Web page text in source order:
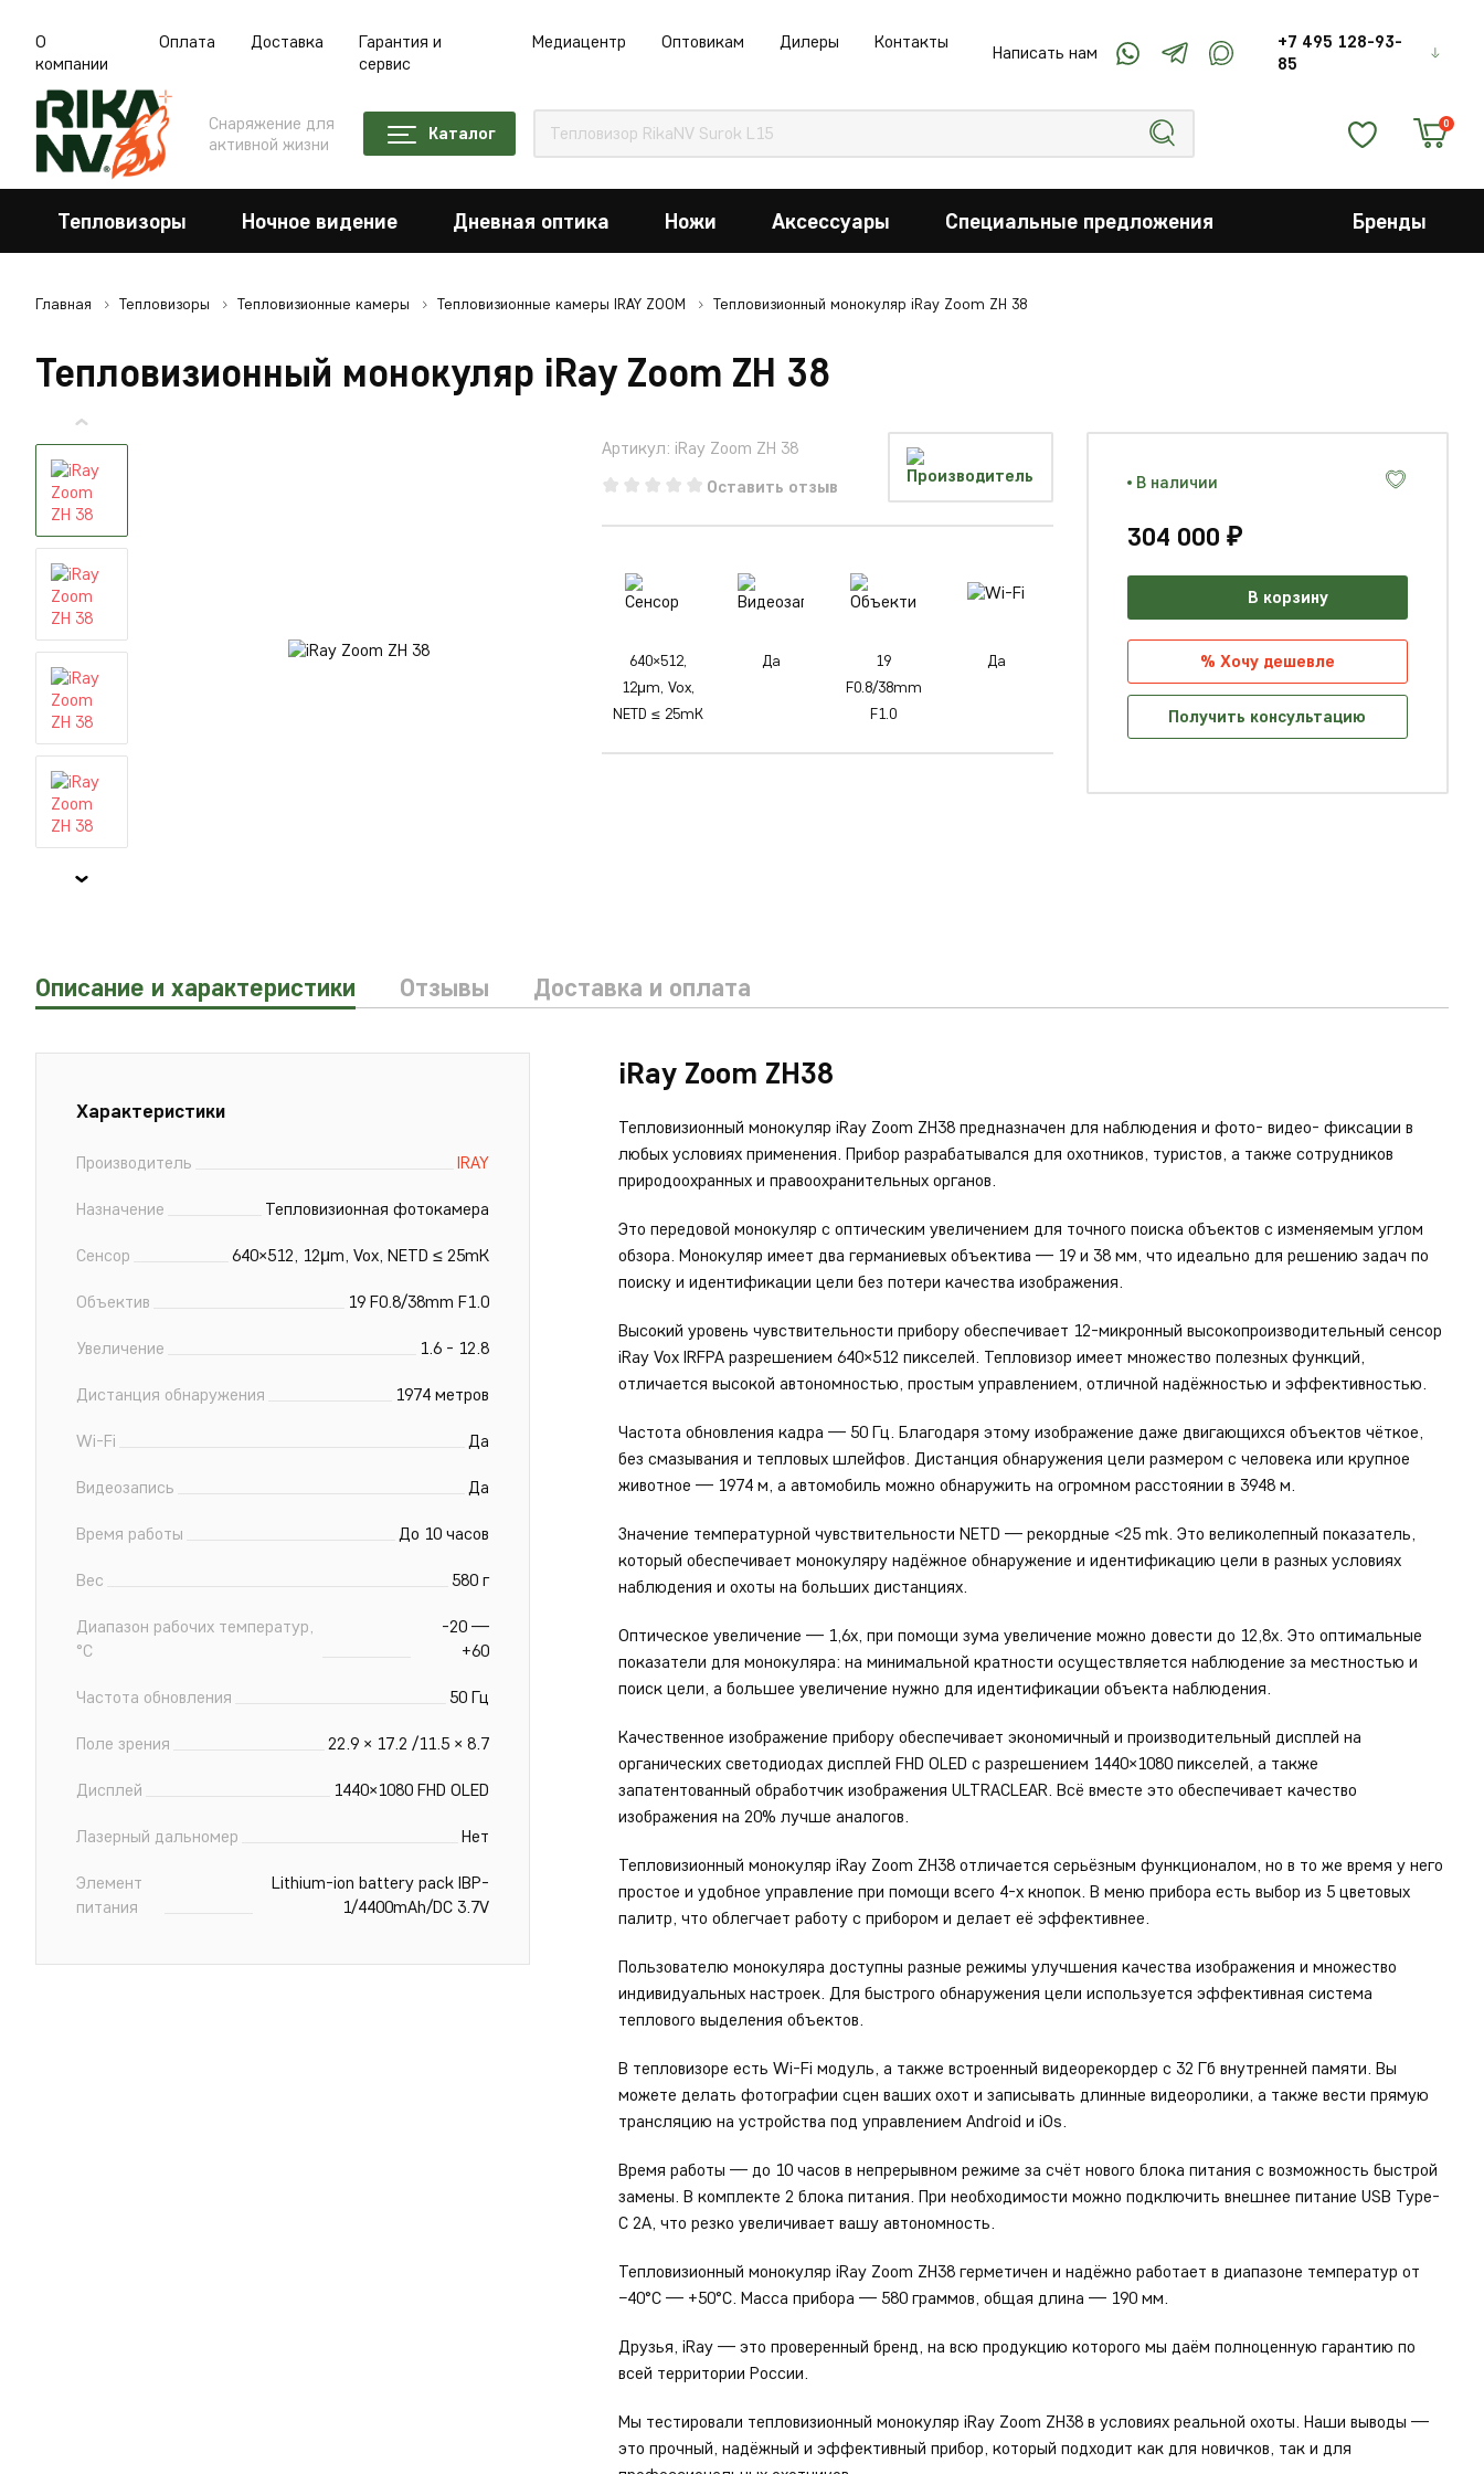
О
компании
Оплата Доставка
Гарантия и
сервис
Медиацентр Оптовикам Дилеры Контакты
Написать нам
+7 495 128-93-
85
Снаряжение для
активной жизни
Каталог 0
Тепловизоры Ночное видение Дневная оптика Ножи Аксессуары Специальные предложения Бренды
Главная Тепловизоры Тепловизионные камеры Тепловизионные камеры IRAY ZOOM Тепловизионный монокуляр iRay Zoom ZH 38
Тепловизионный монокуляр iRay Zoom ZH 38
Артикул: iRay Zoom ZH 38
Оставить отзыв
640×512,
12μm, Vox,
NETD ≤ 25mK
Да
19
F0.8/38mm
F1.0
Да
Описание и характеристики Отзывы Доставка и оплата
Xарактеристики
Производитель IRAY
Назначение Тепловизионная фотокамера
Сенсор 640×512, 12μm, Vox, NETD ≤ 25mK
Объектив 19 F0.8/38mm F1.0
Увеличение 1.6 - 12.8
Дистанция обнаружения 1974 метров
Wi-Fi Да
Видеозапись Да
Время работы До 10 часов
Вес 580 г
Диапазон рабочих температур,
°С
-20 —
+60
Частота обновления 50 Гц
Поле зрения 22.9 × 17.2 /11.5 × 8.7
Дисплей 1440×1080 FHD OLED
Лазерный дальномер Нет
Элемент
питания
Lithium-ion battery pack IBP-
1/4400mAh/DC 3.7V
iRay Zoom ZH38
Тепловизионный монокуляр iRay Zoom ZH38 предназначен для наблюдения и фото- видео- фиксации в
любых условиях применения. Прибор разрабатывался для охотников, туристов, а также сотрудников
природоохранных и правоохранительных органов.
Это передовой монокуляр с оптическим увеличением для точного поиска объектов с изменяемым углом
обзора. Монокуляр имеет два германиевых объектива — 19 и 38 мм, что идеально для решению задач по
поиску и идентификации цели без потери качества изображения.
Высокий уровень чувствительности прибору обеспечивает 12-микронный высокопроизводительный сенсор
iRay Vox IRFPA разрешением 640×512 пикселей. Тепловизор имеет множество полезных функций,
отличается высокой автономностью, простым управлением, отличной надёжностью и эффективностью.
Частота обновления кадра — 50 Гц. Благодаря этому изображение даже двигающихся объектов чёткое,
без смазывания и тепловых шлейфов. Дистанция обнаружения цели размером с человека или крупное
животное — 1974 м, а автомобиль можно обнаружить на огромном расстоянии в 3948 м.
Значение температурной чувствительности NETD — рекордные <25 mk. Это великолепный показатель,
который обеспечивает монокуляру надёжное обнаружение и идентификацию цели в разных условиях
наблюдения и охоты на больших дистанциях.
Оптическое увеличение — 1,6х, при помощи зума увеличение можно довести до 12,8х. Это оптимальные
показатели для монокуляра: на минимальной кратности осуществляется наблюдение за местностью и
поиск цели, а большее увеличение нужно для идентификации объекта наблюдения.
Качественное изображение прибору обеспечивает экономичный и производительный дисплей на
органических светодиодах дисплей FHD OLED с разрешением 1440×1080 пикселей, а также
запатентованный обработчик изображения ULTRACLEAR. Всё вместе это обеспечивает качество
изображения на 20% лучше аналогов.
Тепловизионный монокуляр iRay Zoom ZH38 отличается серьёзным функционалом, но в то же время у него
простое и удобное управление при помощи всего 4-х кнопок. В меню прибора есть выбор из 5 цветовых
палитр, что облегчает работу с прибором и делает её эффективнее.
Пользователю монокуляра доступны разные режимы улучшения качества изображения и множество
индивидуальных настроек. Для быстрого обнаружения цели используется эффективная система
теплового выделения объектов.
В тепловизоре есть Wi-Fi модуль, а также встроенный видеорекордер с 32 Гб внутренней памяти. Вы
можете делать фотографии сцен ваших охот и записывать длинные видеоролики, а также вести прямую
трансляцию на устройства под управлением Android и iOs.
Время работы — до 10 часов в непрерывном режиме за счёт нового блока питания с возможность быстрой
замены. В комплекте 2 блока питания. При необходимости можно подключить внешнее питание USB Type-
C 2A, что резко увеличивает вашу автономность.
Тепловизионный монокуляр iRay Zoom ZH38 герметичен и надёжно работает в диапазоне температур от
−40°C — +50°C. Масса прибора — 580 граммов, общая длина — 190 мм.
Друзья, iRay — это проверенный бренд, на всю продукцию которого мы даём полноценную гарантию по
всей территории России.
Мы тестировали тепловизионный монокуляр iRay Zoom ZH38 в условиях реальной охоты. Наши выводы —
это прочный, надёжный и эффективный прибор, который подходит как для новичков, так и для
В наличии
304 000 ₽
В корзину
% Хочу дешевле
Получить консультацию